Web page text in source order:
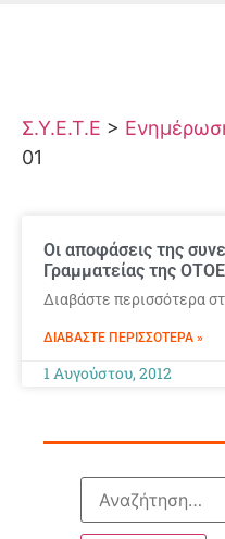
Σ.Υ.Ε.Τ.Ε >
01
Οι αποφάσεις της
Γραμματείας της ΟΤΟΕ
Διαβάστε περισσότερα
ΔΙΑΒΆΣΤΕ ΠΕΡΙΣΣΌΤΕΡΑ »
1 Αυγούστου, 2012